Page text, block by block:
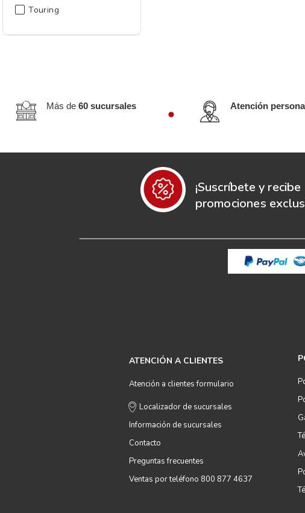
Touring
Más de60 sucursales Atención
¡Suscríbete y recibe
promociones
ATENCIÓN A CLIENTES
Atención a clientes formulario
Localizador de sucursales
Información de sucursales
Contacto
Preguntas frecuentes
Ventas por teléfono 800 877 4637